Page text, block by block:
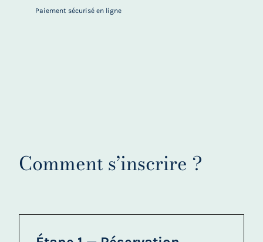
Paiement sécurisé en ligne
Comment s’inscrire ?